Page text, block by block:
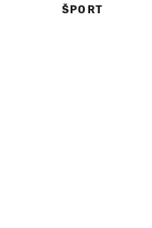
ŠPORT